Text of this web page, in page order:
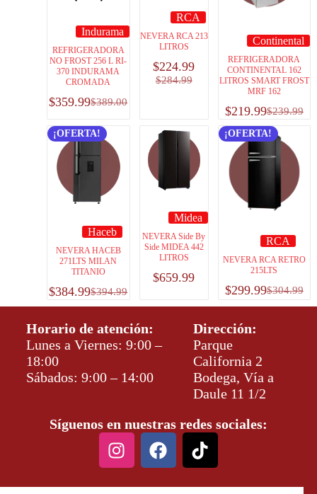
Indurama
REFRIGERADORA
NO FROST 256 L RI-
370 INDURAMA
CROMADA
$389.00
$359.99
RCA
NEVERA RCA 213
LITROS
$284.99
$224.99
Continental
REFRIGERADORA
CONTINENTAL 162
LITROS SMART FROST
MRF 162
$239.99
$219.99
¡OFERTA!
Haceb
NEVERA HACEB
271LTS MILAN
TITANIO
$394.99
$384.99
Midea
NEVERA Side By
Side MIDEA 442
LITROS
$659.99
¡OFERTA!
RCA
NEVERA RCA RETRO
215LTS
$304.99
$299.99
Horario de atención:
Lunes a Viernes: 9:00 –
18:00
Sábados: 9:00 – 14:00
Dirección:
Parque
California 2
Bodega, Vía a
Daule 11 1/2
Síguenos en nuestras redes sociales: